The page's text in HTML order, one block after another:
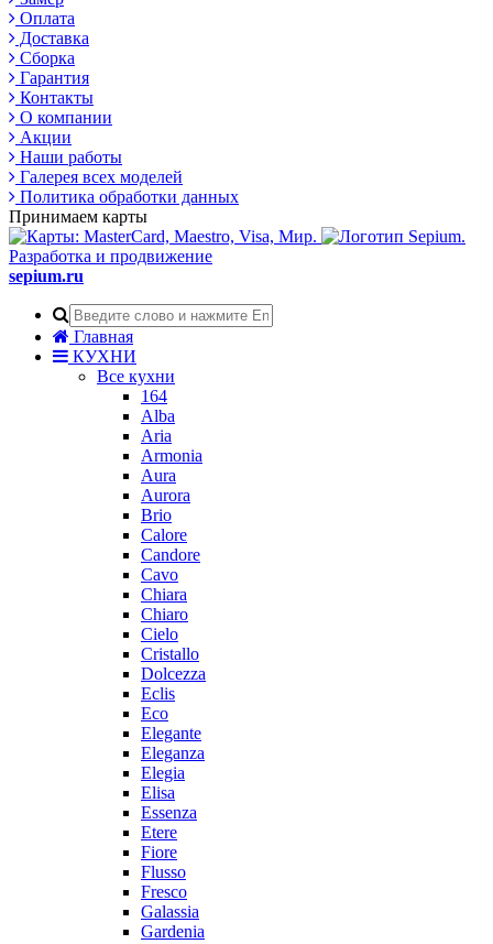
Оплата
Доставка
Сборка
Гарантия
Контакты
О компании
Акции
Наши работы
Галерея всех моделей
Политика обработки данных
Принимаем карты
Разработка и продвижение
sepium.ru
Главная
КУХНИ
Все кухни
164
Alba
Aria
Armonia
Aura
Aurora
Brio
Calore
Candore
Cavo
Chiara
Chiaro
Cielo
Cristallo
Dolcezza
Eclis
Eco
Elegante
Eleganza
Elegia
Elisa
Essenza
Etere
Fiore
Flusso
Fresco
Galassia
Gardenia